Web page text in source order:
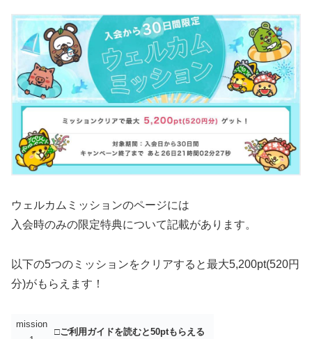
ウェルカムミッションのページには
入会時のみの限定特典について記載があります。
以下の5つのミッションをクリアすると最大5,200pt(520円
分)がもらえます！
mission
□ご利用ガイドを読むと50ptもらえる